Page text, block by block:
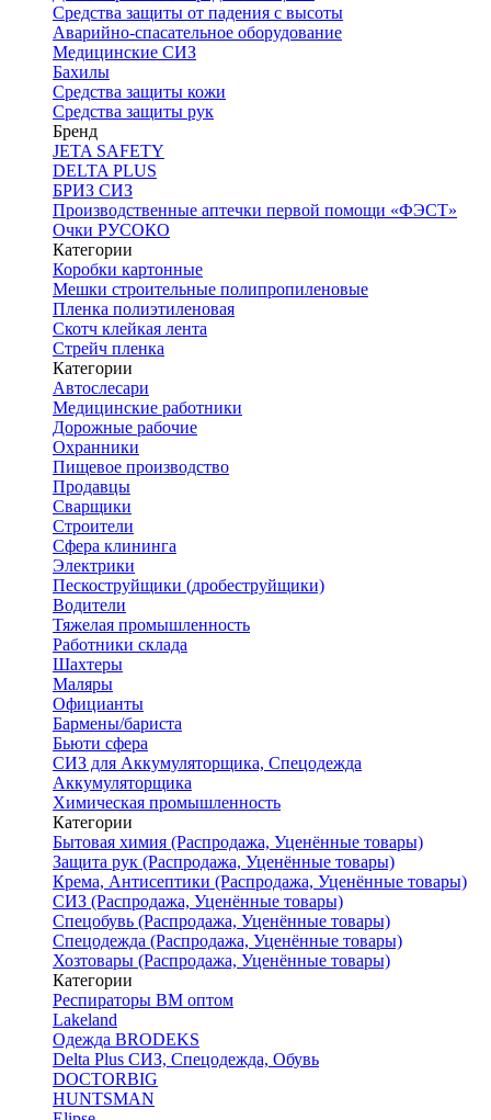
Средства защиты от падения с высоты
Аварийно-спасательное оборудование
Медицинские СИЗ
Бахилы
Средства защиты кожи
Средства защиты рук
Бренд
JETA SAFETY
DELTA PLUS
БРИЗ СИЗ
Производственные аптечки первой помощи «ФЭСТ»
Очки РУСОКО
Категории
Коробки картонные
Мешки строительные полипропиленовые
Пленка полиэтиленовая
Скотч клейкая лента
Стрейч пленка
Категории
Автослесари
Медицинские работники
Дорожные рабочие
Охранники
Пищевое производство
Продавцы
Сварщики
Строители
Сфера клининга
Электрики
Пескоструйщики (дробеструйщики)
Водители
Тяжелая промышленность
Работники склада
Шахтеры
Маляры
Официанты
Бармены/бариста
Бьюти сфера
СИЗ для Аккумуляторщика, Спецодежда
Аккумуляторщика
Химическая промышленность
Категории
Бытовая химия (Распродажа, Уценённые товары)
Защита рук (Распродажа, Уценённые товары)
Крема, Антисептики (Распродажа, Уценённые товары)
СИЗ (Распродажа, Уценённые товары)
Спецобувь (Распродажа, Уценённые товары)
Спецодежда (Распродажа, Уценённые товары)
Хозтовары (Распродажа, Уценённые товары)
Категории
Респираторы ВМ оптом
Lakeland
Одежда BRODEKS
Delta Plus СИЗ, Спецодежда, Обувь
DOCTORBIG
HUNTSMAN